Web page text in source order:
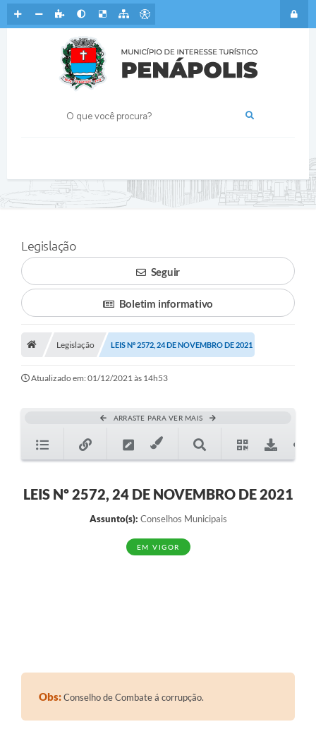
Legislação
Seguir
Boletim informativo
Legislação LEIS Nº 2572, 24 DE NOVEMBRO DE 2021
Atualizado em: 01/12/2021 às 14h53
ARRASTE PARA VER MAIS
LEIS Nº 2572, 24 DE NOVEMBRO DE 2021
Assunto(s): Conselhos Municipais
EM VIGOR
Obs:Conselho de Combate á corrupção.